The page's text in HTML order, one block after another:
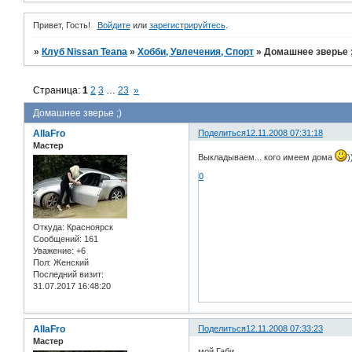
Привет, Гость! Войдитеили зарегистрируйтесь.
» Клуб Nissan Teana »Хобби, Увлечения, Спорт »Домашнее зверье
Домашнее зверье ;)
Страница:1 2 3 23 »
Поделиться12.11.2008 07:31:18
AllaFro
Мастер
Откуда: Красноярск
Сообщений: 161
Уважение: +6
Пол: Женский
Последний визит:
31.07.2017 16:48:20
Выкладываем... кого имеем дома
0
Поделиться12.11.2008 07:33:23
AllaFro
Мастер